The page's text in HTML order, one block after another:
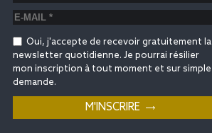
Oui, j'accepte de recevoir gratuitement la
newsletter quotidienne. Je pourrai résilier
mon inscription à tout moment et sur simple
demande.